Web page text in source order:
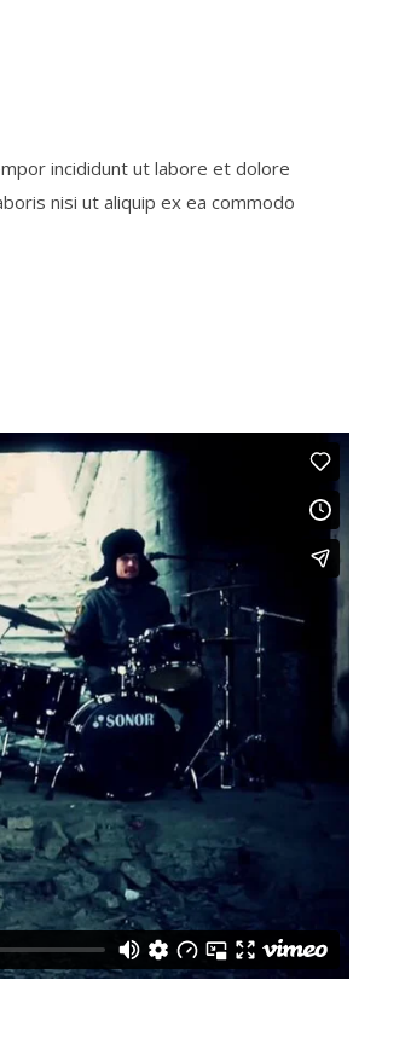
incididunt ut labore et dolore
nisi ut aliquip ex ea commodo